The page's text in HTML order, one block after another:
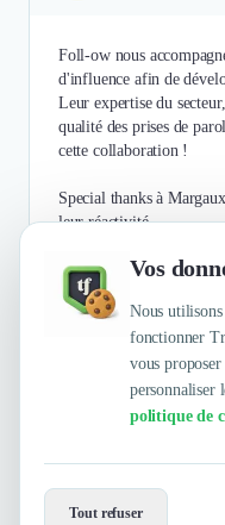
Vos
Nous utilisons
fonctionner
vous proposer
personnaliser
politique de
Tout refuser
Foll-ow nous
d'influence afin de
Leur expertise du
qualité des prises de
cette collaboration !
Special thanks à
leur réactivité.
Authentifié le 27/07/2021 par